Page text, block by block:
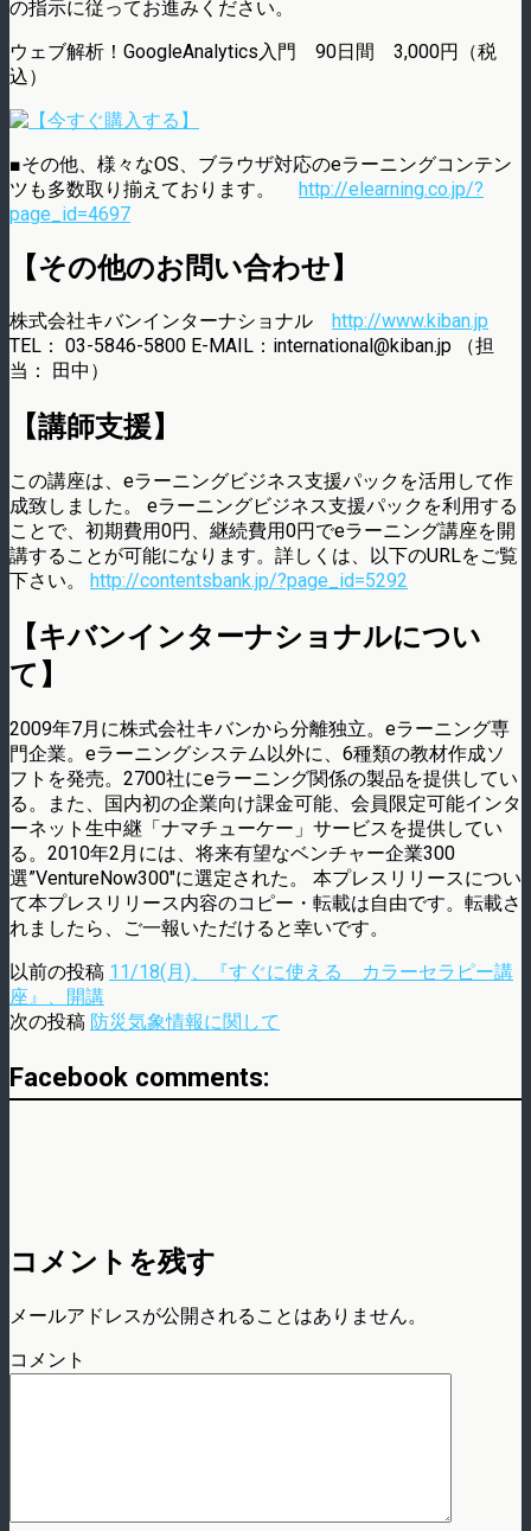
の指示に従ってお進みください。
ウェブ解析！GoogleAnalytics入門 90日間 3,000円（税
込）
■その他、様々なOS、ブラウザ対応のeラーニングコンテン
ツも多数取り揃えております。 http://elearning.co.jp/?
page_id=4697
【その他のお問い合わせ】
株式会社キバンインターナショナル
http://www.kiban.jp
TEL： 03-5846-5800 E-MAIL：international@kiban.jp （担
当： 田中）
【講師支援】
この講座は、eラーニングビジネス支援パックを活用して作
成致しました。 eラーニングビジネス支援パックを利用する
ことで、初期費用0円、継続費用0円でeラーニング講座を開
講することが可能になります。詳しくは、以下のURLをご覧
下さい。
http://contentsbank.jp/?page_id=5292
【キバンインターナショナルについ
て】
2009年7月に株式会社キバンから分離独立。eラーニング専
門企業。eラーニングシステム以外に、6種類の教材作成ソ
フトを発売。2700社にeラーニング関係の製品を提供してい
る。また、国内初の企業向け課金可能、会員限定可能インタ
ーネット生中継「ナマチューケー」サービスを提供してい
る。2010年2月には、将来有望なベンチャー企業300
選”VentureNow300″に選定された。 本プレスリリースについ
て本プレスリリース内容のコピー・転載は自由です。転載さ
れましたら、ご一報いただけると幸いです。
以前の投稿 11/18(月)、『すぐに使える カラーセラピー講
座』、開講
次の投稿 防災気象情報に関して
Facebook comments:
コメントを残す
メールアドレスが公開されることはありません。
コメント